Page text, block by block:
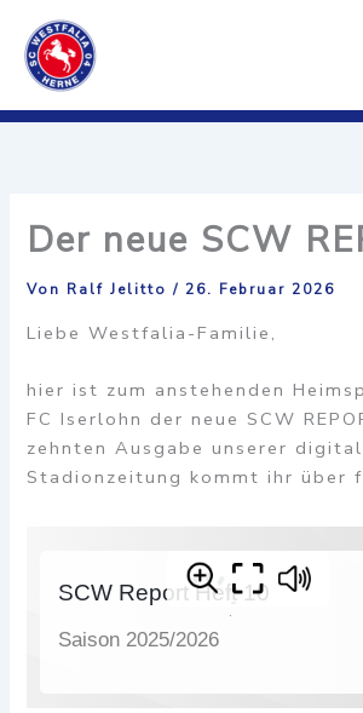
Inhalt
springen
Der neue SCW
Von Ralf Jelitto/26. Februar 2026
Liebe Westfalia-Familie,
hier ist zum anstehenden
FC Iserlohn der neue SCW
zehnten Ausgabe unserer
Stadionzeitung kommt ihr über